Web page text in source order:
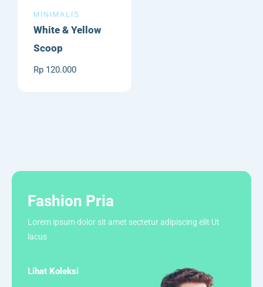
MINIMALIS
White & Yellow
Scoop
Rp 120.000
Fashion Pria
Lorem ipsum dolor sit amet sectetur adipiscing elit Ut
lacus
Lihat Koleksi